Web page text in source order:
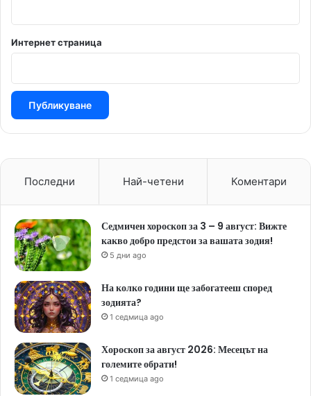
Интернет страница
Последни Най-четени Коментари
Седмичен хороскоп за 3 – 9 август: Вижте
какво добро предстои за вашата зодия!
5 дни ago
На колко години ще забогатееш според
зодията?
1 седмица ago
Хороскоп за август 2026: Месецът на
големите обрати!
1 седмица ago